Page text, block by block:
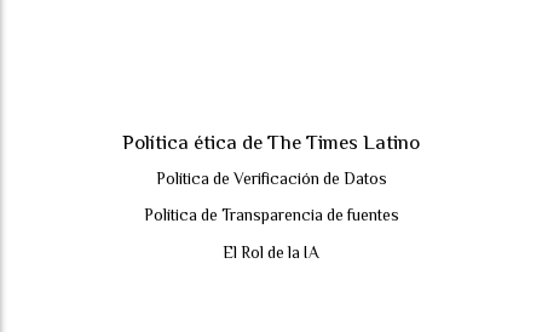
Política ética de The Times Latino
Política de Verificación de Datos
Política de Transparencia de fuentes
El Rol de la IA